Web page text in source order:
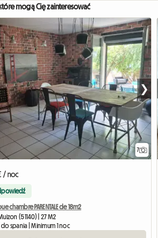
mogą Cię zainteresować
7
❯
/ noc
chambre PARENTALE de 18m2
(51140) | 27 M2
do spania | Minimum 1 noc